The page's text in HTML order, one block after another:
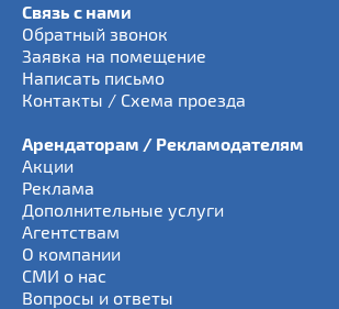
Связь с нами
Обратный звонок
Заявка на помещение
Написать письмо
Контакты / Схема проезда
Арендаторам / Рекламодателям
Акции
Реклама
Дополнительные услуги
Агентствам
О компании
СМИ о нас
Вопросы и ответы